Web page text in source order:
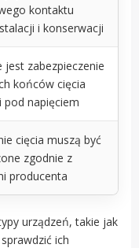
kontaktu
i konserwacji
jest zabezpieczenie
końców cięcia
pod napięciem
cięcia muszą być
zgodnie z
producenta
urządzeń, takie jak
ich